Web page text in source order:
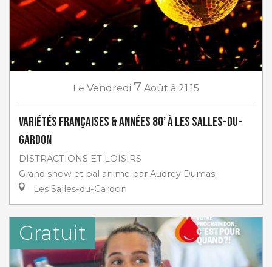
Le Vendredi 7 Août à 21:15
Variétés françaises & années 80’ à Les Salles-du-
Gardon
DISTRACTIONS ET LOISIRS
Grand show et bal animé par Audrey Dumas.
Les Salles-du-Gardon
Gratuit